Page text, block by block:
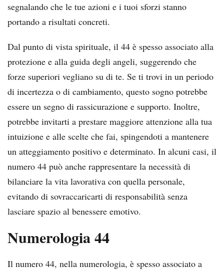
segnalando che le tue azioni e i tuoi sforzi stanno
portando a risultati concreti.
Dal punto di vista spirituale, il 44 è spesso associato alla
protezione e alla guida degli angeli, suggerendo che
forze superiori vegliano su di te. Se ti trovi in un periodo
di incertezza o di cambiamento, questo sogno potrebbe
essere un segno di rassicurazione e supporto. Inoltre,
potrebbe invitarti a prestare maggiore attenzione alla tua
intuizione e alle scelte che fai, spingendoti a mantenere
un atteggiamento positivo e determinato. In alcuni casi, il
numero 44 può anche rappresentare la necessità di
bilanciare la vita lavorativa con quella personale,
evitando di sovraccaricarti di responsabilità senza
lasciare spazio al benessere emotivo.
Numerologia 44
Il numero 44, nella numerologia, è spesso associato a